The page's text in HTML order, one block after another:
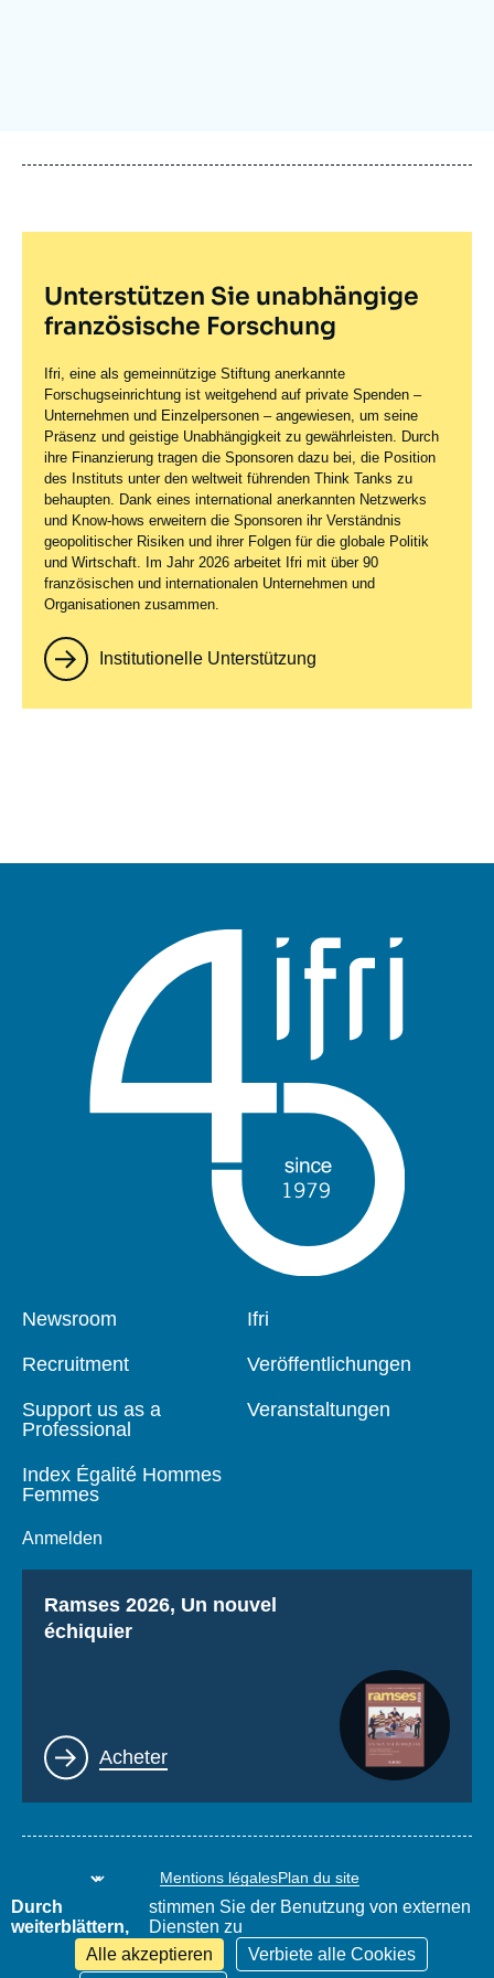
Unterstützen Sie unabhängige
französische Forschung
Ifri, eine als gemeinnützige Stiftung anerkannte
Forschugseinrichtung ist weitgehend auf private Spenden –
Unternehmen und Einzelpersonen – angewiesen, um seine
Präsenz und geistige Unabhängigkeit zu gewährleisten. Durch
ihre Finanzierung tragen die Sponsoren dazu bei, die Position
des Instituts unter den weltweit führenden Think Tanks zu
behaupten. Dank eines international anerkannten Netzwerks
und Know-hows erweitern die Sponsoren ihr Verständnis
geopolitischer Risiken und ihrer Folgen für die globale Politik
und Wirtschaft. Im Jahr 2026 arbeitet Ifri mit über 90
französischen und internationalen Unternehmen und
Organisationen zusammen.
Institutionelle Unterstützung
Pied
Newsroom
Recruitment
Support us as a
Professional
Index Égalité Hommes
Femmes
Anmelden
Navigation
Ifri
Veröffentlichungen
Veranstaltungen
Titre
Ramses 2026, Un nouvel
échiquier
Lien
Acheter
Mentions légalesPlan du site
www.thierrydemontbrial.com
World Policy Conference
Blog Politique étrangère
Durch
weiterblättern,
stimmen Sie der Benutzung von externen
Diensten zu
Alle akzeptieren
Verbiete alle Cookies